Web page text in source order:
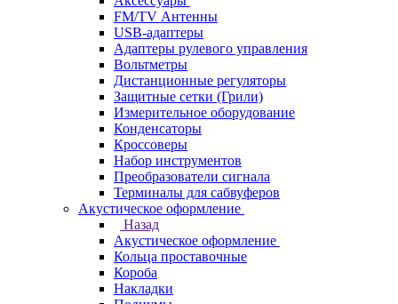
FM/TV Антенны
USB-адаптеры
Адаптеры рулевого управления
Вольтметры
Дистанционные регуляторы
Защитные сетки (Грили)
Измерительное оборудование
Конденсаторы
Кроссоверы
Набор инструментов
Преобразователи сигнала
Терминалы для сабвуферов
Акустическое оформление
Назад
Акустическое оформление
Кольца проставочные
Короба
Накладки